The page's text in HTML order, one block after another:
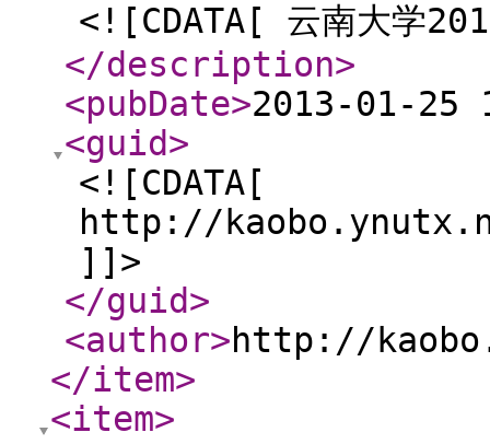
<![CDATA[ 云南大学
</description>
<pubDate>2013-01-25
<guid>
<![CDATA[
http://kaobo.ynutx.net/
]]>
</guid>
<author>http://
</item>
<item>